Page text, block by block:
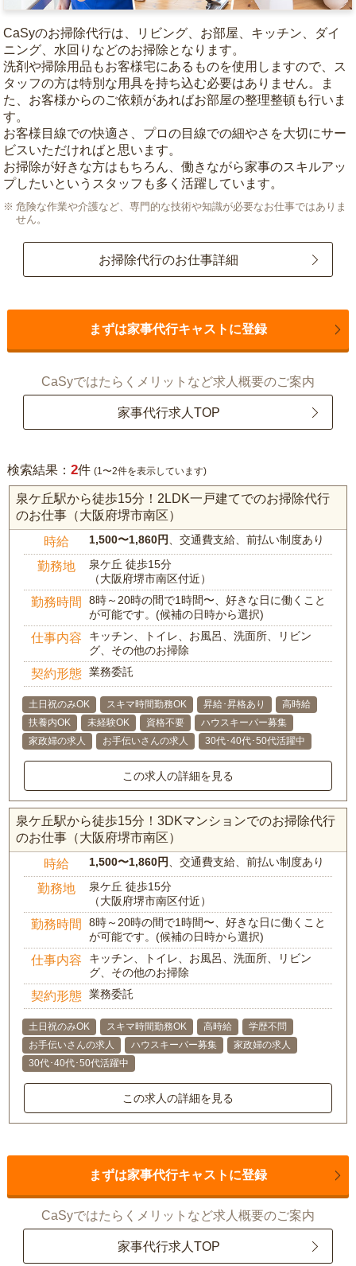
CaSyのお掃除代行は、リビング、お部屋、キッチン、ダイ
ニング、水回りなどのお掃除となります。
洗剤や掃除用品もお客様宅にあるものを使用しますので、ス
タッフの方は特別な用具を持ち込む必要はありません。ま
た、お客様からのご依頼があればお部屋の整理整頓も行いま
す。
お客様目線での快適さ、プロの目線での細やさを大切にサー
ビスいただければと思います。
お掃除が好きな方はもちろん、働きながら家事のスキルアッ
プしたいというスタッフも多く活躍しています。
危険な作業や介護など、専門的な技術や知識が必要なお仕事ではありま
せん。
お掃除代行のお仕事詳細
まずは家事代行キャストに登録
CaSyではたらくメリットなど求人概要のご案内
家事代行求人TOP
検索結果： 2件 (1〜2件を表示しています)
泉ケ丘駅から徒歩15分！2LDK一戸建てでのお掃除代行
のお仕事（大阪府堺市南区）
時給 1,500〜1,860円、交通費支給、前払い制度あり
勤務地
泉ケ丘 徒歩15分
（大阪府堺市南区付近）
勤務時間
8時～20時の間で1時間〜、好きな日に働くこと
が可能です。(候補の日時から選択)
仕事内容
キッチン、トイレ、お風呂、洗面所、リビン
グ、その他のお掃除
契約形態 業務委託
土日祝のみOK スキマ時間勤務OK 昇給･昇格あり
高時給
扶養内OK
未経験OK 資格不要
ハウスキーパー募集
家政婦の求人
お手伝いさんの求人 30代･40代･50代活躍中
この求人の詳細を見る
泉ケ丘駅から徒歩15分！3DKマンションでのお掃除代行
のお仕事（大阪府堺市南区）
時給 1,500〜1,860円、交通費支給、前払い制度あり
勤務地
泉ケ丘 徒歩15分
（大阪府堺市南区付近）
勤務時間
8時～20時の間で1時間〜、好きな日に働くこと
が可能です。(候補の日時から選択)
仕事内容
キッチン、トイレ、お風呂、洗面所、リビン
グ、その他のお掃除
契約形態 業務委託
土日祝のみOK スキマ時間勤務OK 高時給
学歴不問
お手伝いさんの求人
ハウスキーパー募集
家政婦の求人
30代･40代･50代活躍中
この求人の詳細を見る
まずは家事代行キャストに登録
CaSyではたらくメリットなど求人概要のご案内
家事代行求人TOP